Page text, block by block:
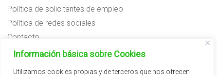
Información básica sobre Cookies
Utilizamos cookies propias y de terceros que nos ofrecen
Política de solicitantes de empleo
Política de redes sociales
Contacto
Preguntas frecuentes